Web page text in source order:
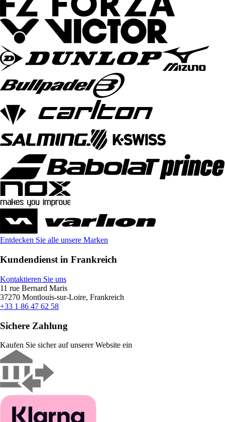
Entdecken Sie alle unsere Marken
Kundendienst in Frankreich
Kontaktieren Sie uns
11 rue Bernard Maris
37270 Montlouis-sur-Loire, Frankreich
+33 1 86 47 62 58
Sichere Zahlung
Kaufen Sie sicher auf unserer Website ein